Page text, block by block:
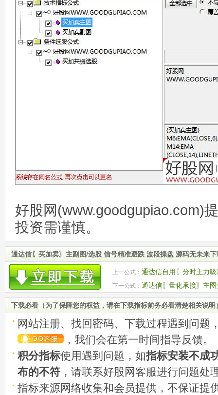
好股网(www.goodgupiao.com)
投资需谨慎。
通达信〖买加卖〗主副图/选股 信号精准避跌 波段操盘 源码无未来
上一公式： 通达信自用〖分时主力
策略 源码
下一公式： 通达信〖量化承接〗主
易信号 源码
下载必看（为了保障您的权益，请在下载指标前务必看清楚相关说明
网站注册、找回密码、下载过程遇到问题
，我们会在第一时间指导反馈。
积分指标使用遇到问题，如指标安装不成
布的不符 ，请联系好股网客服进行问题处
指标来源网络收集和会员提供，不保证提